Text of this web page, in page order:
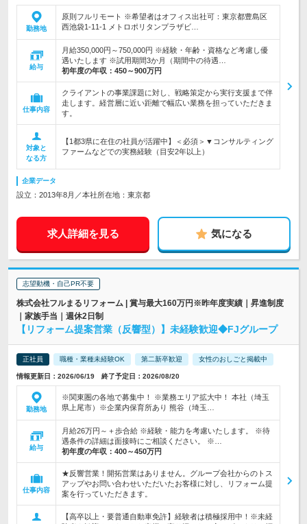
勤務地
原則フルリモート ※希望者はオフィス出社可：東京都豊島区
西池袋1-11-1 メトロポリタンプラザビ…
給与
月給350,000円～750,000円 ※経験・年齢・資格など考慮し優
遇いたします ※試用期間3か月（期間中の待遇…
初年度の年収： 450～900万円
仕事内容
クライアントの事業課題に対し、戦略策定から実行支援まで伴
走します。経営層に近い距離で幅広い業務を担っていただきま
す。
対象と
なる方
【1都3県に在住の社員が活躍中】＜必須＞▼コンサルティング
ファームなどでの実務経験（目安2年以上）
企業データ
設立：2013年8月／本社所在地：東京都
求人詳細を見る 気になる
志望動機・自己PR不要
株式会社フルまるリフォーム | 賞与最大160万円※昨年度実績｜昇進制度
｜家族手当｜週休2日制
【リフォーム提案営業（反響型）】未経験歓迎◆FJグループ
正社員 職種・業種未経験OK 第二新卒歓迎 女性のおしごと掲載中
情報更新日：2026/06/19 終了予定日：2026/08/20
勤務地
※関東圏の各地で募集中！ ※業務エリア拡大中！ 本社（埼玉
県上尾市）※企業内保育所あり 熊谷（埼玉…
給与
月給26万円～＋歩合給 ※経験・能力を考慮いたします。 ※待
遇条件の詳細は面接時にご相談ください。 ※…
初年度の年収： 400～450万円
仕事内容
★反響営業！開拓営業はありません。グループ会社からのトス
アップやお問い合わせいただいたお客様に対し、リフォーム提
案を行っていただきます。
【高卒以上・要普通自動車免許】経験者は積極採用中！※未経